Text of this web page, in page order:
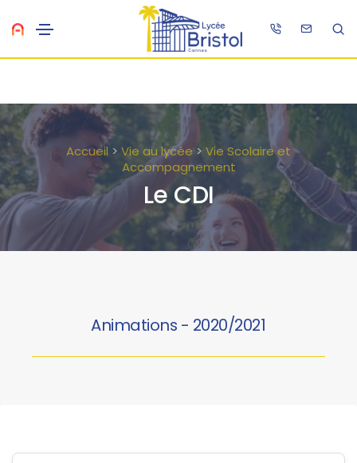
Accueil > Vie au lycée> Vie Scolaire et
Accompagnement
Le CDI
Animations - 2020/2021